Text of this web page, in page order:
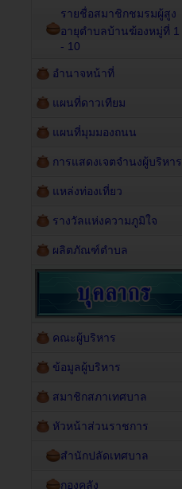
รายชื่อสมาชิกชมรมผู้สูง
อายุตำบลบ้านฆ้องหมู่ที่ 1
- 10
อำนาจหน้าที่
แผนที่ดาวเทียม
แผนที่มุมมองถนน
การแสดงเจตจำนงผู้บริหาร
แหล่งท่องเที่ยว
รางวัลแห่งความภูมิใจ
ผลิตภัณฑ์ตำบล
คณะผู้บริหาร
ข้อมูลผู้บริหาร
สมาชิกสภาเทศบาล
หัวหน้าส่วนราชการ
สำนักปลัดเทศบาล
กองคลัง